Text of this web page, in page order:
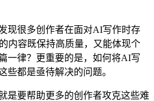
现很多创作者在面对AI写作时存
内容既保持高质量，又能体现个
一律？更重要的是，如何将AI写
些都是亟待解决的问题。
是要帮助更多的创作者攻克这些难